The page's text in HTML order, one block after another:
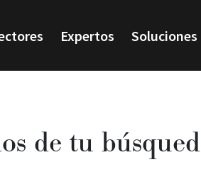
Expertos Soluciones
de tu